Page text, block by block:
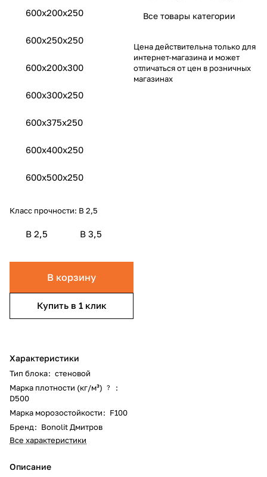
600x200x250
600x250x250
600x200x300
600x300x250
600x375x250
600x400x250
600x500x250
Класс прочности: B 2,5
B 2,5 B 3,5
В корзину
Купить в 1 клик
Характеристики
Тип блока: стеновой
Марка плотности (кг/м³)
?
:
D500
Марка морозостойкости: F100
Бренд: Bonolit Дмитров
Все характеристики
Описание
Все товары категории
Цена действительна только для
интернет-магазина и может
отличаться от цен в розничных
магазинах